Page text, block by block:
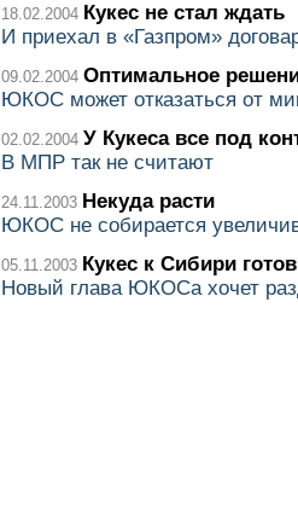
18.02.2004 Кукес не стал ждать
И приехал в «Газпром»
09.02.2004 Оптимальное
ЮКОС может отказаться от
02.02.2004 У Кукеса все под
В МПР так не считают
24.11.2003 Некуда расти
ЮКОС не собирается
05.11.2003 Кукес к Сибири готов
Новый глава ЮКОСа хочет